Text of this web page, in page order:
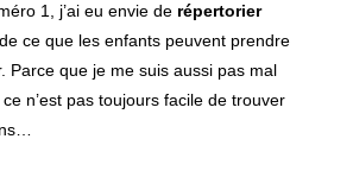
1, j’ai eu envie de répertorier
de ce que les enfants peuvent prendre
Parce que je me suis aussi pas mal
n’est pas toujours facile de trouver